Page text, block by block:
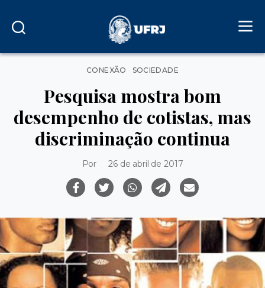
Categorias
CONEXÃO SOCIEDADE
Pesquisa mostra bom
desempenho de cotistas, mas
discriminação continua
Por 26 de abril de 2017